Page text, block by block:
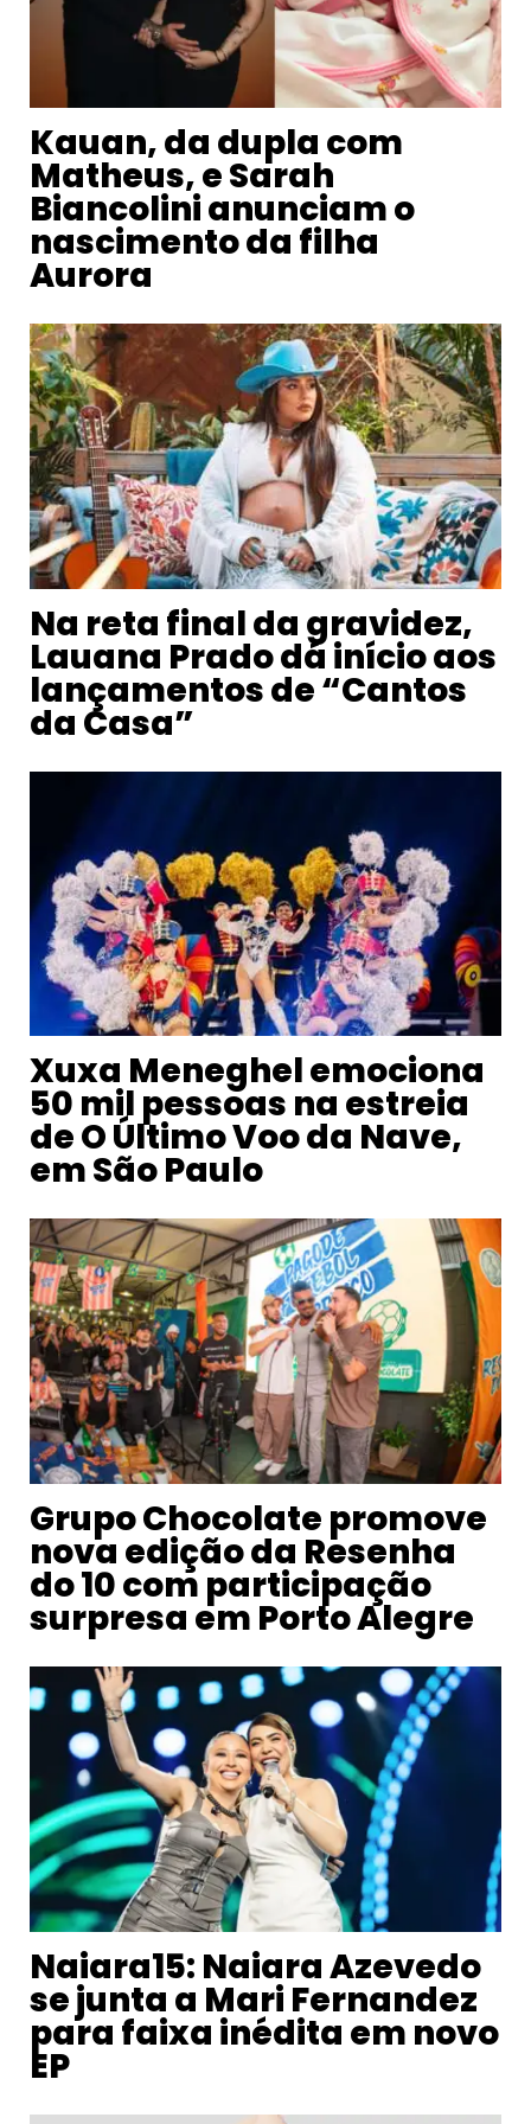
Kauan, da dupla com
Matheus, e Sarah
Biancolini anunciam o
nascimento da filha
Aurora
Na reta final da gravidez,
Lauana Prado dá início aos
lançamentos de “Cantos
da Casa”
Xuxa Meneghel emociona
50 mil pessoas na estreia
de O Último Voo da Nave,
em São Paulo
Grupo Chocolate promove
nova edição da Resenha
do 10 com participação
surpresa em Porto Alegre
Naiara15: Naiara Azevedo
se junta a Mari Fernandez
para faixa inédita em novo
EP